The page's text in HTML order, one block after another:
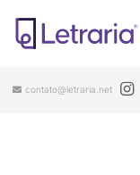
contato@letraria.net